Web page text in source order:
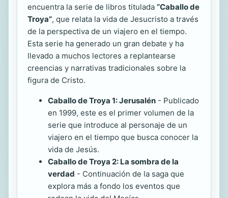
encuentra la serie de libros titulada “Caballo de
Troya”, que relata la vida de Jesucristo a través
de la perspectiva de un viajero en el tiempo.
Esta serie ha generado un gran debate y ha
llevado a muchos lectores a replantearse
creencias y narrativas tradicionales sobre la
figura de Cristo.
Caballo de Troya 1: Jerusalén - Publicado
en 1999, este es el primer volumen de la
serie que introduce al personaje de un
viajero en el tiempo que busca conocer la
vida de Jesús.
Caballo de Troya 2: La sombra de la
verdad - Continuación de la saga que
explora más a fondo los eventos que